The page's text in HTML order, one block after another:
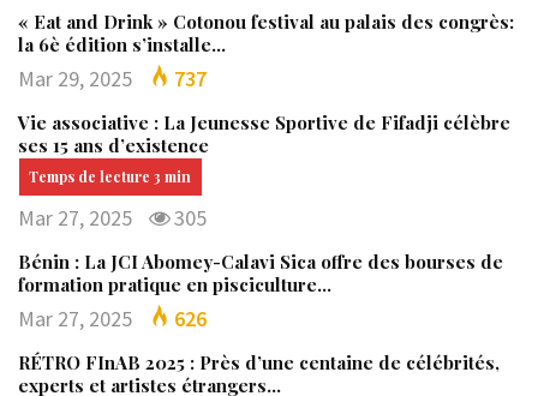
« Eat and Drink » Cotonou festival au palais des congrès:
la 6è édition s’installe…
Mar 29, 2025 737
Vie associative : La Jeunesse Sportive de Fifadji célèbre
ses 15 ans d’existence
Mar 27, 2025 305
Bénin : La JCI Abomey-Calavi Sica offre des bourses de
formation pratique en pisciculture…
Mar 27, 2025 626
RÉTRO FInAB 2025 : Près d’une centaine de célébrités,
experts et artistes étrangers…